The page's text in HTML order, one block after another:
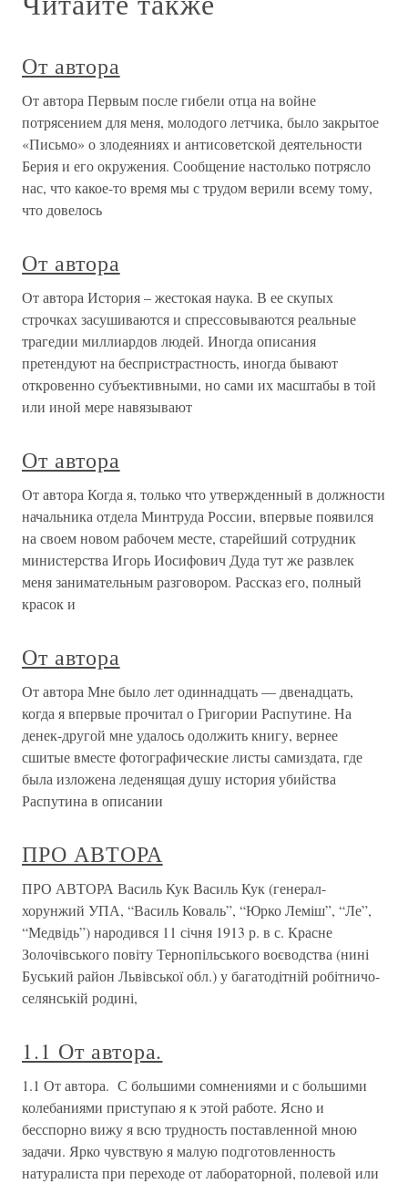
От автора
От автора Первым после гибели отца на войне
потрясением для меня, молодого летчика, было закрытое
«Письмо» о злодеяниях и антисоветской деятельности
Берия и его окружения. Сообщение настолько потрясло
нас, что какое-то время мы с трудом верили всему тому,
что довелось
От автора
От автора История – жестокая наука. В ее скупых
строчках засушиваются и спрессовываются реальные
трагедии миллиардов людей. Иногда описания
претендуют на беспристрастность, иногда бывают
откровенно субъективными, но сами их масштабы в той
или иной мере навязывают
От автора
От автора Когда я, только что утвержденный в должности
начальника отдела Минтруда России, впервые появился
на своем новом рабочем месте, старейший сотрудник
министерства Игорь Иосифович Дуда тут же развлек
меня занимательным разговором. Рассказ его, полный
красок и
От автора
От автора Мне было лет одиннадцать — двенадцать,
когда я впервые прочитал о Григории Распутине. На
денек-другой мне удалось одолжить книгу, вернее
сшитые вместе фотографические листы самиздата, где
была изложена леденящая душу история убийства
Распутина в описании
ПРО АВТОРА
ПРО АВТОРА Василь Кук Василь Кук (генерал-
хорунжий УПА, “Василь Коваль”, “Юрко Леміш”, “Ле”,
“Медвідь”) народився 11 січня 1913 р. в с. Красне
Золочівського повіту Тернопільського воєводства (нині
Буський район Львівської обл.) у багатодітній робітничо-
селянській родині,
1.1 От автора.
1.1 От автора. С большими сомнениями и с большими
колебаниями приступаю я к этой работе. Ясно и
бесспорно вижу я всю трудность поставленной мною
задачи. Ярко чувствую я малую подготовленность
натуралиста при переходе от лабораторной, полевой или